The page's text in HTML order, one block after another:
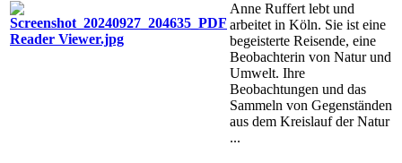
Anne Ruffert lebt und
arbeitet in Köln. Sie ist eine
begeisterte Reisende, eine
Beobachterin von Natur und
Umwelt. Ihre
Beobachtungen und das
Sammeln von Gegenständen
aus dem Kreislauf der Natur
...